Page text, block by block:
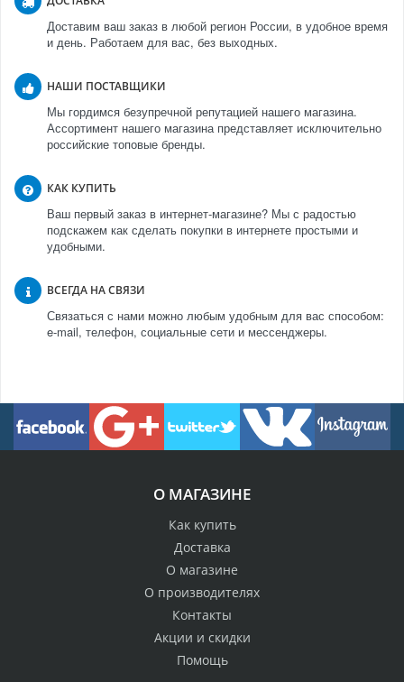
Доставим ваш заказ в любой регион России, в удобное время
и день. Работаем для вас, без выходных.
НАШИ ПОСТАВЩИКИ
Мы гордимся безупречной репутацией нашего магазина.
Ассортимент нашего магазина представляет исключительно
российские топовые бренды.
КАК КУПИТЬ
Ваш первый заказ в интернет-магазине? Мы с радостью
подскажем как сделать покупки в интернете простыми и
удобными.
ВСЕГДА НА СВЯЗИ
Связаться с нами можно любым удобным для вас способом:
e-mail, телефон, социальные сети и мессенджеры.
О МАГАЗИНЕ
Как купить
Доставка
О магазине
О производителях
Контакты
Акции и скидки
Помощь